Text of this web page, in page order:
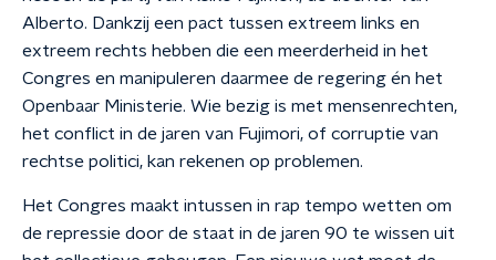
Alberto. Dankzij een pact tussen extreem links en
extreem rechts hebben die een meerderheid in het
Congres en manipuleren daarmee de regering én het
Openbaar Ministerie. Wie bezig is met mensenrechten,
het conflict in de jaren van Fujimori, of corruptie van
rechtse politici, kan rekenen op problemen.
Het Congres maakt intussen in rap tempo wetten om
de repressie door de staat in de jaren 90 te wissen uit